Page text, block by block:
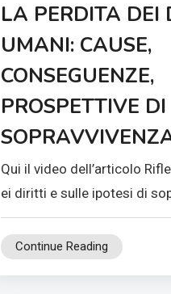
LA PERDITA DEI
UMANI: CAUSE,
CONSEGUENZE,
PROSPETTIVE DI
Qui il video dell’articolo
ei diritti e sulle ipotesi di
Continue Reading